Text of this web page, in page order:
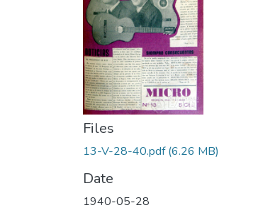
Files
13-V-28-40.pdf(6.26 MB)
Date
1940-05-28